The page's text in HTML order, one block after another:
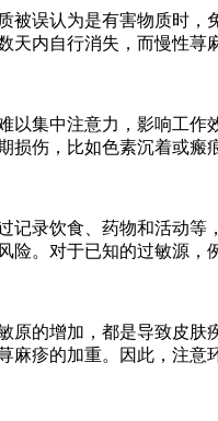
误认为是有害物质时
内自行消失，而慢性荨
集中注意力，影响工
伤，比如色素沉着或瘢
录饮食、药物和活动
。对于已知的过敏源，
的增加，都是导致皮
疹的加重。因此，注意